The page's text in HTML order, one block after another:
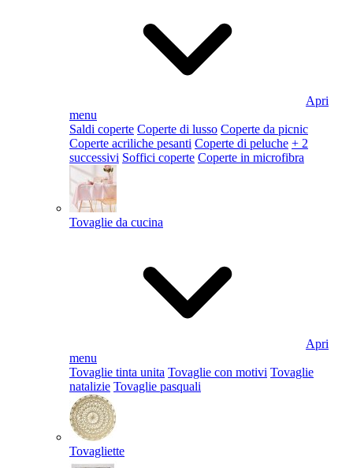
Apri
menu
Saldi coperte Coperte di lusso Coperte da picnic
Coperte acriliche pesanti Coperte di peluche + 2
successivi Soffici coperte Coperte in microfibra
Tovaglie da cucina
Apri
menu
Tovaglie tinta unita Tovaglie con motivi Tovaglie
natalizie Tovaglie pasquali
Tovagliette